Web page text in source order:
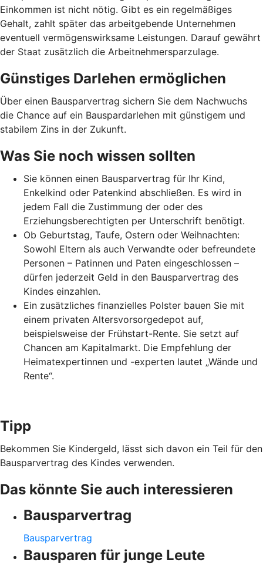
Einkommen ist nicht nötig. Gibt es ein regelmäßiges
Gehalt, zahlt später das arbeitgebende Unternehmen
eventuell vermögenswirksame Leistungen. Darauf gewährt
der Staat zusätzlich die Arbeitnehmer­spar­zulage.
Günstiges Darlehen ermöglichen
Über einen Bausparvertrag sichern Sie dem Nachwuchs
die Chance auf ein Bauspardarlehen mit günstigem und
stabilem Zins in der Zukunft.
Was Sie noch wissen sollten
Sie können einen Bausparvertrag für Ihr Kind,
Enkelkind oder Patenkind abschließen. Es wird in
jedem Fall die Zustimmung der oder des
Erziehungsberechtigten per Unterschrift benötigt.
Ob Geburtstag, Taufe, Ostern oder Weihnachten:
Sowohl Eltern als auch Verwandte oder befreundete
Personen – Patinnen und Paten eingeschlossen –
dürfen jederzeit Geld in den Bausparvertrag des
Kindes einzahlen.
Ein zusätzliches finanzielles Polster bauen Sie mit
einem privaten Altersvorsorgedepot auf,
beispielsweise der Frühstart-Rente. Sie setzt auf
Chancen am Kapitalmarkt. Die Empfehlung der
Heimatexpertinnen und -experten lautet „Wände und
Rente“.
Tipp
Bekommen Sie Kindergeld, lässt sich davon ein Teil für den
Bausparvertrag des Kindes verwenden.
Das könnte Sie auch interessieren
Bausparvertrag
Bausparvertrag
Bausparen für junge Leute